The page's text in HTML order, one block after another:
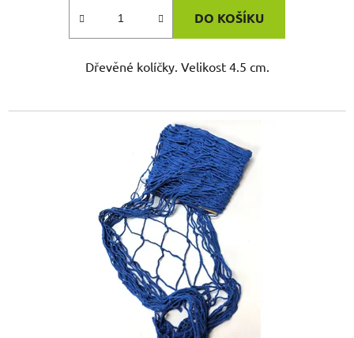
DO KOŠÍKU
Dřevěné kolíčky. Velikost 4.5 cm.